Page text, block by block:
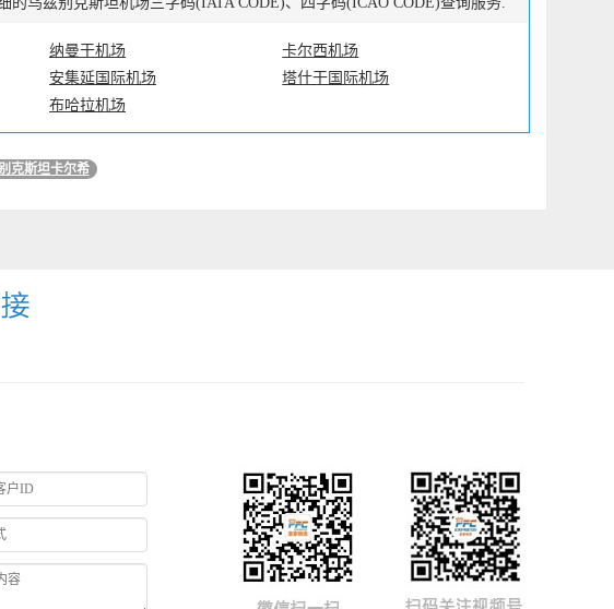
纳曼干机场
卡尔西机场
安集延国际机场
塔什干国际机场
布哈拉机场
克斯坦卡尔希